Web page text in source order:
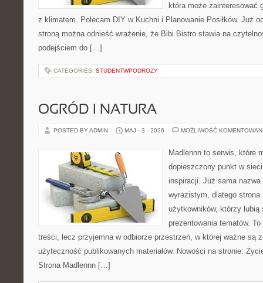
która może zainteresować
z klimatem. Polecam DIY w Kuchni i Planowanie Posiłków. Już
stroną można odnieść wrażenie, że Bibi Bistro stawia na
podejściem do […]
CATEGORIES: STUDENTWPODROZY
OGRÓD I NATURA
POSTED BY ADMIN MAJ - 3 - 2026 MOŻLIWOŚĆ
Madlennn to serwis, które
dopieszczony punkt w
inspiracji. Już sama
wyrazistym, dlatego
użytkowników, którzy lubią
prezentowania tematów.
treści, lecz przyjemna w odbiorze przestrzeń, w której ważne są
użyteczność publikowanych materiałów. Nowości na stronie:
Strona Madlennn […]